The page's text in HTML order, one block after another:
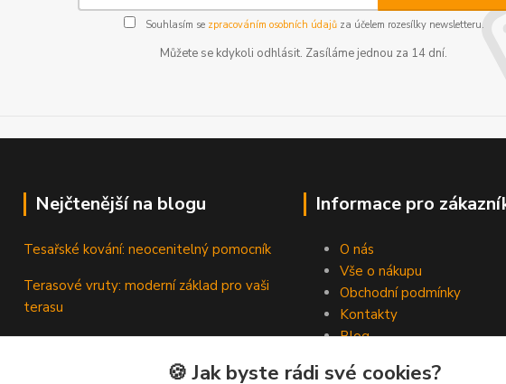
Souhlasím se zpracováním osobních údajůza účelem rozesílky newsletteru.
Můžete se kdykoli odhlásit. Zasíláme jednou za 14 dní.
Nejčtenější na blogu
Tesařské kování: neocenitelný pomocník
Terasové vruty: moderní základ pro vaši
terasu
Informace pro
O nás
Vše o nákupu
Obchodní podmínky
Kontakty
Blog
🍪 Jak byste rádi své cookies?